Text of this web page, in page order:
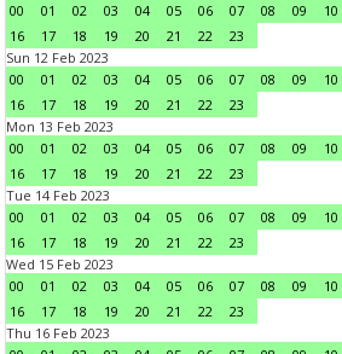
00
01 02 03 04 05 06 07 08 09 10
16
17 18 19 20 21 22
23
Sun 12 Feb 2023
00
01 02 03 04 05 06 07 08 09 10
16
17 18 19 20 21 22
23
Mon 13 Feb 2023
00
01 02 03 04 05 06 07 08 09 10
16
17 18 19 20 21 22
23
Tue 14 Feb 2023
00
01 02 03 04 05 06 07 08 09 10
16
17 18 19 20 21 22
23
Wed 15 Feb 2023
00
01 02 03 04 05 06 07 08 09 10
16
17 18 19 20 21 22
23
Thu 16 Feb 2023